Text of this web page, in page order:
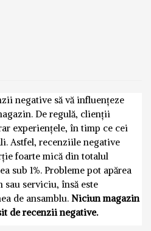
negative să vă influențeze
De regulă, clienții
experiențele, în timp ce cei
Astfel, recenziile negative
foarte mică din totalul
sub 1%. Probleme pot apărea
serviciu, însă este
de ansamblu. Niciun magazin
de recenzii negative.